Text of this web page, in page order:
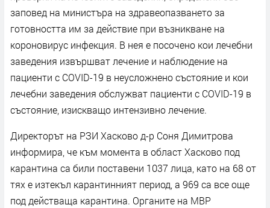
заповед на министъра на здравеопазването за
готовността им за действие при възникване на
короновирус инфекция. В нея е посочено кои лечебни
заведения извършват лечение и наблюдение на
пациенти с COVID-19 в неусложнено състояние и кои
лечебни заведения обслужват пациенти с COVID-19 в
състояние, изискващо интензивно лечение.
Директорът на РЗИ Хасково д-р Соня Димитрова
информира, че към момента в област Хасково под
карантина са били поставени 1037 лица, като на 68 от
тях е изтекъл карантинният период, а 969 са все още
под действаща карантина. Органите на МВР